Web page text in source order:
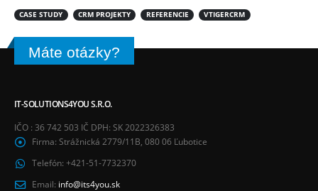
CASE STUDY CRM PROJEKTY REFERENCIE VTIGERCRM
Máte otázky?
IT-SOLUTIONS4YOU S.R.O.
IČO : 36 742 503 IČ DPH: SK 2022326383
Firma: Strážnická 2779/11B, 080 06 Ľubotice
Telefón: +421-51-7732370
Email: info@its4you.sk